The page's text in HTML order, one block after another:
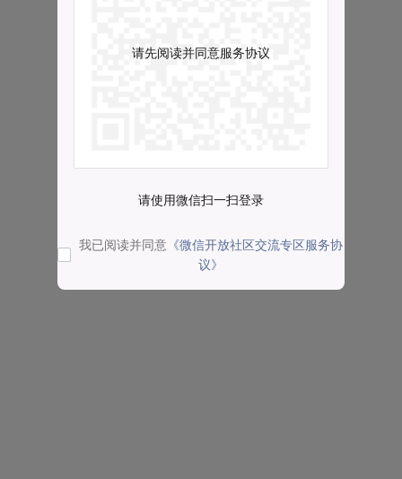
请先阅读并同意服务协议
请使用微信扫一扫登录
我已阅读并同意 《微信开放社区交流专区服务协
议》